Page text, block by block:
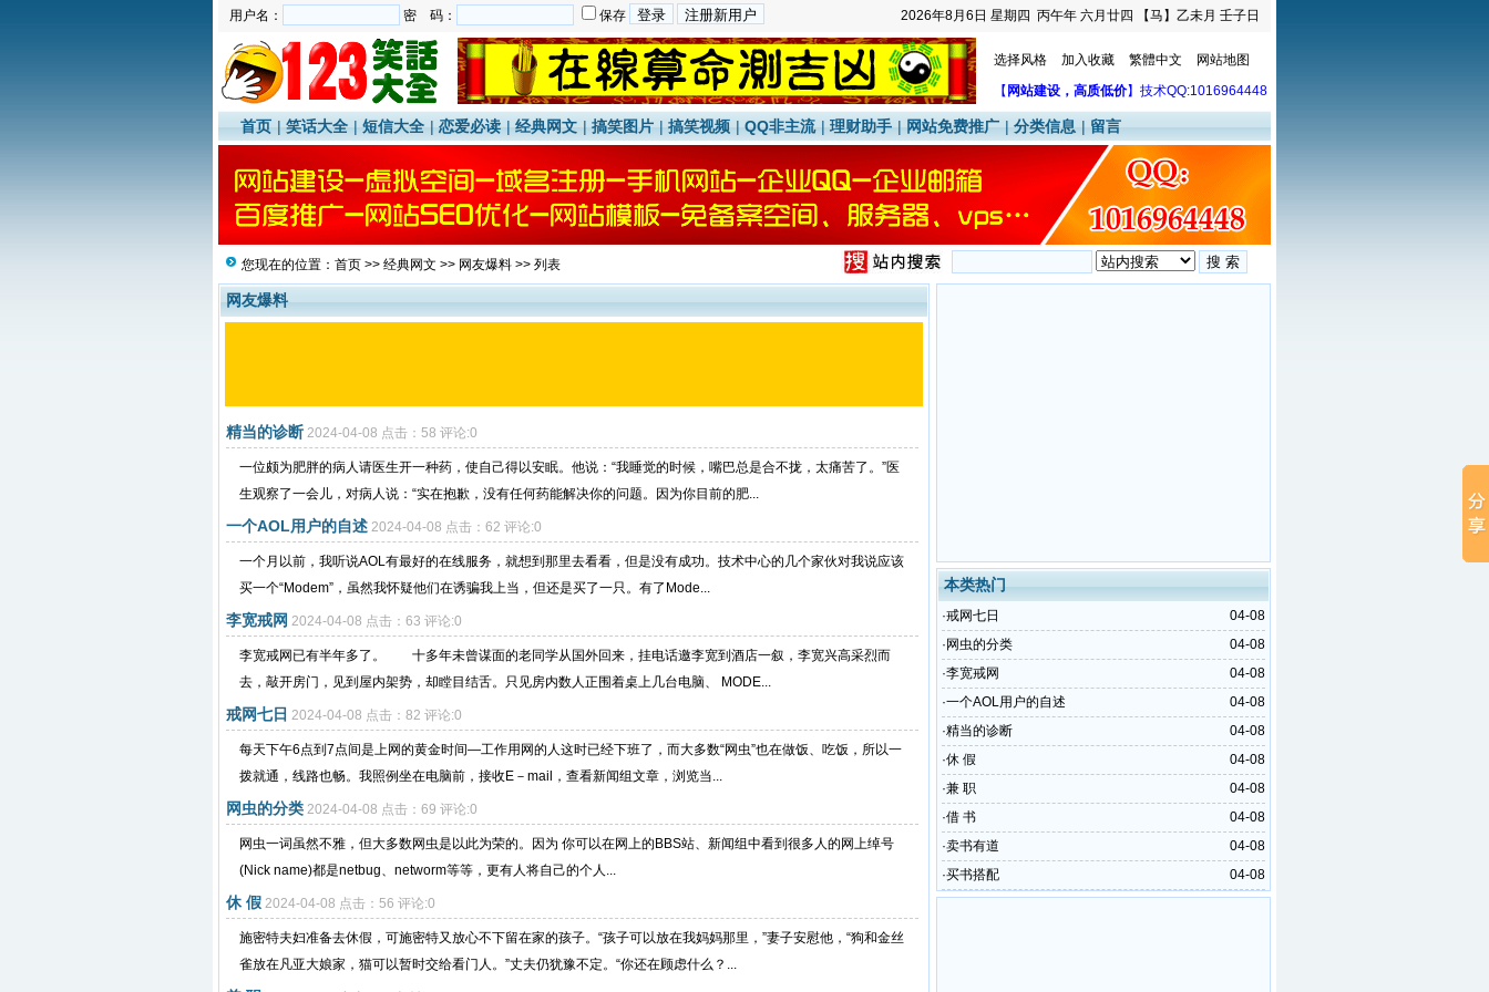
2026年8月6日 星期四 丙午年 六月廿四 【马】乙未月 壬子日
用户名： 密 码： 保存
选择风格 加入收藏 繁體中文
网站地图
【 网站建设，高质低价】技术QQ:1016964448
首页 |笑话大全 |短信大全 |恋爱必读 |经典网文 |搞笑图片 |搞笑视频 |QQ非主流 |理财助手 |网站免费推广 |分类信息 |留言
您现在的位置： 首页 >> 经典网文 >> 网友爆料 >> 列表
网友爆料
精当的诊断 2024-04-08 点击：58 评论:0
一位颇为肥胖的病人请医生开一种药，使自己得以安眠。他说：“我睡觉的时候，嘴巴总是合不拢，太痛苦了。”医
生观察了一会儿，对病人说：“实在抱歉，没有任何药能解决你的问题。因为你目前的肥...
一个AOL用户的自述 2024-04-08 点击：62 评论:0
一个月以前，我听说AOL有最好的在线服务，就想到那里去看看，但是没有成功。技术中心的几个家伙对我说应该
买一个“Modem”，虽然我怀疑他们在诱骗我上当，但还是买了一只。有了Mode...
李宽戒网 2024-04-08 点击：63 评论:0
李宽戒网已有半年多了。 十多年未曾谋面的老同学从国外回来，挂电话邀李宽到酒店一叙，李宽兴高采烈而
去，敲开房门，见到屋内架势，却瞠目结舌。只见房内数人正围着桌上几台电脑、 MODE...
戒网七日 2024-04-08 点击：82 评论:0
每天下午6点到7点间是上网的黄金时间—工作用网的人这时已经下班了，而大多数“网虫”也在做饭、吃饭，所以一
拨就通，线路也畅。我照例坐在电脑前，接收E－mail，查看新闻组文章，浏览当...
网虫的分类 2024-04-08 点击：69 评论:0
网虫一词虽然不雅，但大多数网虫是以此为荣的。因为 你可以在网上的BBS站、新闻组中看到很多人的网上绰号
(Nick name)都是netbug、networm等等，更有人将自己的个人...
休 假 2024-04-08 点击：56 评论:0
施密特夫妇准备去休假，可施密特又放心不下留在家的孩子。“孩子可以放在我妈妈那里，”妻子安慰他，“狗和金丝
雀放在凡亚大娘家，猫可以暂时交给看门人。”丈夫仍犹豫不定。“你还在顾虑什么？...
本类热门
04-08
·戒网七日
04-08
· 网虫的分类
04-08
·李宽戒网
04-08
·一个AOL用户的自述
04-08
·精当的诊断
04-08
·休 假
04-08
·兼 职
04-08
·借 书
04-08
·卖书有道
04-08
·买书搭配